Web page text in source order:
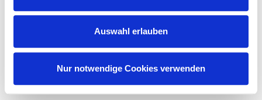
Auswahl erlauben
Nur notwendige Cookies verwenden